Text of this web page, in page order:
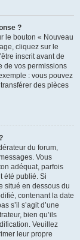
?
le bouton « Nouveau
cliquez sur le
inscrit avant de
de vos permissions
: vous pouvez
des pièces
du forum,
Vous
adéquat, parfois
été publié. Si
situé en dessous du
contenant la date
s’il s’agit d’une
bien qu’ils
Veuillez
leur propre